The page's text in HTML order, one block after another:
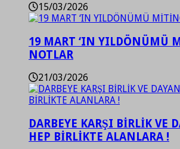
15/03/2026
19 MART ‘IN YILDÖNÜMÜ
NOTLAR
21/03/2026
DARBEYE KARŞI BİRLİK VE
HEP BİRLİKTE ALANLARA !